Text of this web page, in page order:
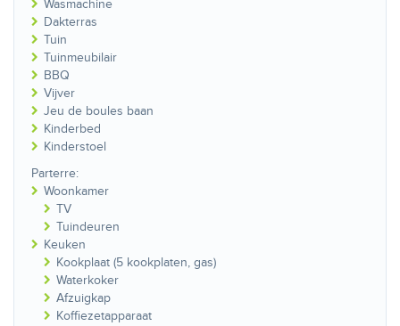
Wasmachine
Dakterras
Tuin
Tuinmeubilair
BBQ
Vijver
Jeu de boules baan
Kinderbed
Kinderstoel
Parterre:
Woonkamer
TV
Tuindeuren
Keuken
Kookplaat (5 kookplaten, gas)
Waterkoker
Afzuigkap
Koffiezetapparaat